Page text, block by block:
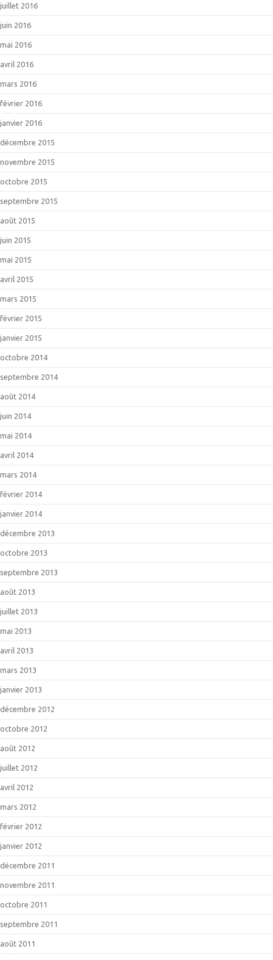
juillet 2016
juin 2016
mai 2016
avril 2016
mars 2016
février 2016
janvier 2016
décembre 2015
novembre 2015
octobre 2015
septembre 2015
août 2015
juin 2015
mai 2015
avril 2015
mars 2015
février 2015
janvier 2015
octobre 2014
septembre 2014
août 2014
juin 2014
mai 2014
avril 2014
mars 2014
février 2014
janvier 2014
décembre 2013
octobre 2013
septembre 2013
août 2013
juillet 2013
mai 2013
avril 2013
mars 2013
janvier 2013
décembre 2012
octobre 2012
août 2012
juillet 2012
avril 2012
mars 2012
février 2012
janvier 2012
décembre 2011
novembre 2011
octobre 2011
septembre 2011
août 2011